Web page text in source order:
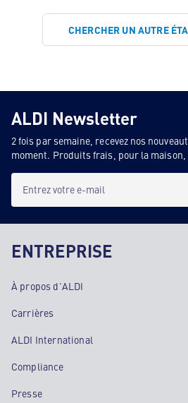
CHERCHER UN AUTRE
ALDI Newsletter
2 fois par semaine, recevez nos
moment. Produits frais, pour la
Entrez votre e-mail
ENTREPRISE
À propos d'ALDI
Carrières
ALDI International
Compliance
Presse